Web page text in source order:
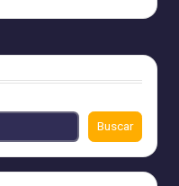
Buscar